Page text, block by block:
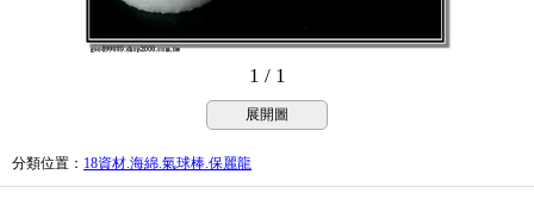
1 / 1
展開圖
分類位置 ： 18資材.海綿.氣球棒.保麗龍